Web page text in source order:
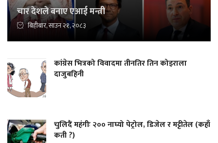
चार देशले बनाए एआई मन्त्री
बिहीबार, साउन २१, २०८३
कांग्रेस भित्रको विवादमा तीनतिर तिन कोइराला
दाजुबहिनी
चुलिदैं महंगीः २०० नाघ्यो पेट्रोल, डिजेल र मट्टीतेल (कहाँ
कती ?)